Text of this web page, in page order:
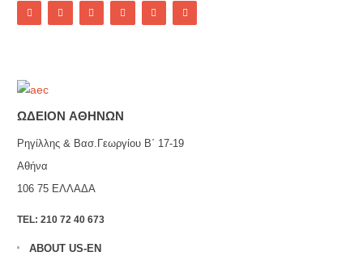
ΩΔΕΙΟN ΑΘΗΝΩΝ
Ρηγίλλης & Βασ.Γεωργίου Β΄ 17-19
Αθήνα
106 75 ΕΛΛΑΔΑ
TEL: 210 72 40 673
ABOUT US-EN